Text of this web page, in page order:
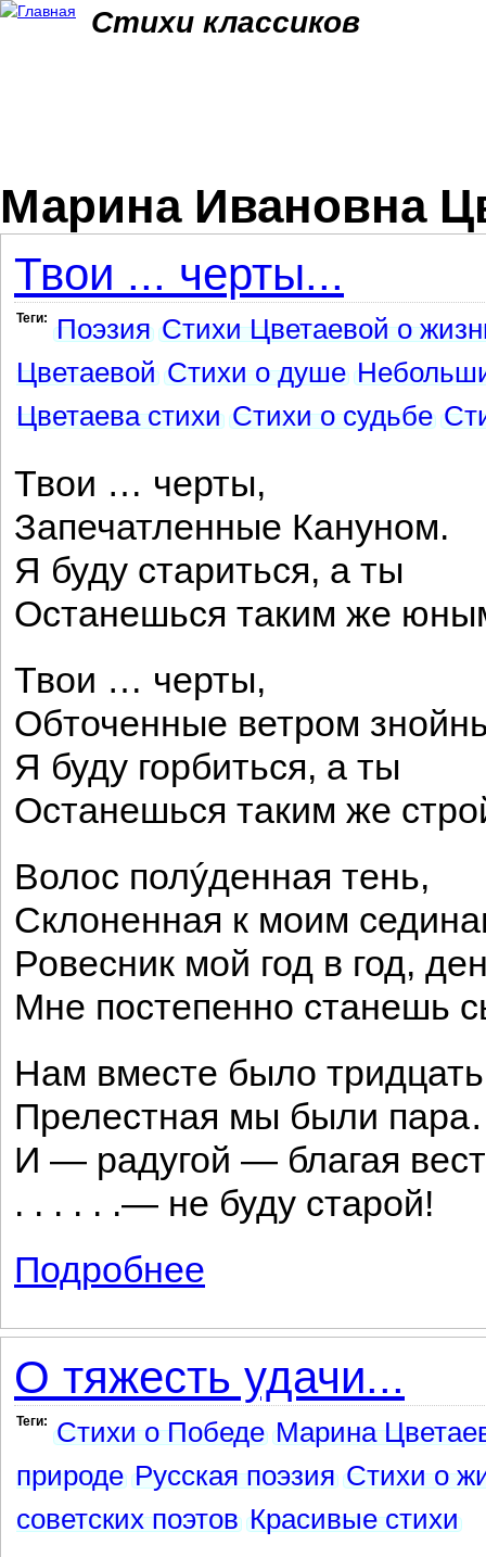
Стихи классиков
Марина Ивановна
Твои ... черты...
Теги: Поэзия Стихи Цветаевой о
Цветаевой Стихи о душе
Цветаева стихи Стихи о судьбе
Твои … черты,
Запечатленные Кануном.
Я буду стариться, а ты
Останешься таким же
Твои … черты,
Обточенные ветром
Я буду горбиться, а ты
Останешься таким же
Волос полýденная тень,
Склоненная к моим
Ровесник мой год в год,
Мне постепенно станешь
Нам вместе было
Прелестная мы были
И — радугой — благая
. . . . . .— не буду старой!
Подробнее
О тяжесть удачи...
Теги: Стихи о Победе Марина
природе Русская поэзия Стихи о
советских поэтов Красивые стихи